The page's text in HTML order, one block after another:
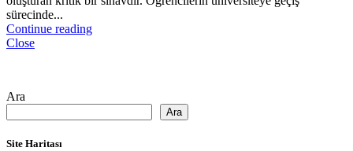
sürecinde...
Continue reading
Close
Ara
Ara
Site Haritası